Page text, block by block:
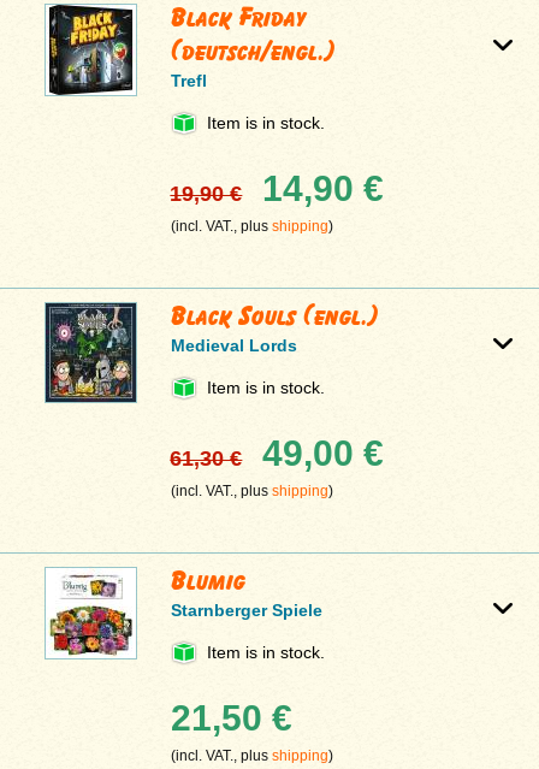
Black Friday
(deutsch/engl.)
Trefl
Item is in stock.
19,90 € 14,90 €
(incl. VAT., plusshipping)
Black Souls (engl.)
Medieval Lords
Item is in stock.
61,30 € 49,00 €
(incl. VAT., plusshipping)
Blumig
Starnberger Spiele
Item is in stock.
21,50 €
(incl. VAT., plusshipping)